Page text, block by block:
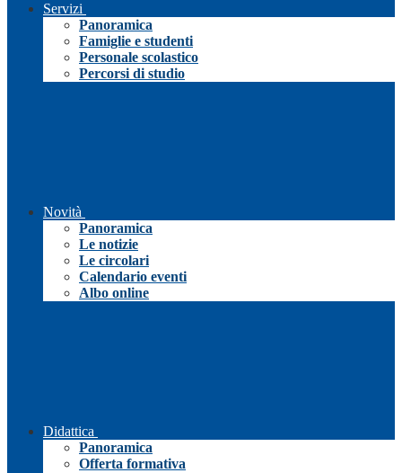
Servizi
Panoramica
Famiglie e studenti
Personale scolastico
Percorsi di studio
Novità
Panoramica
Le notizie
Le circolari
Calendario eventi
Albo online
Didattica
Panoramica
Offerta formativa